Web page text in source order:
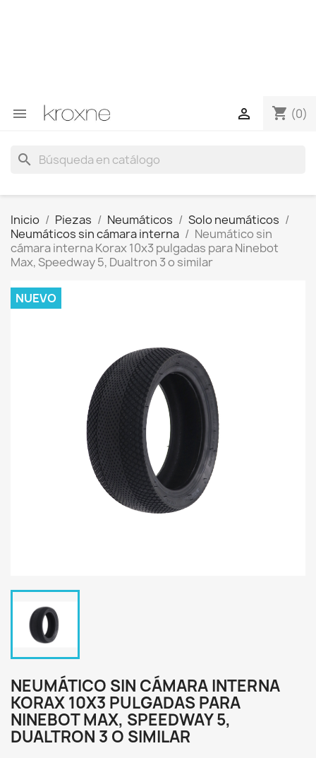
 shopping_cart (0)

search
Inicio Piezas Neumáticos
Solo neumáticos
Neumáticos sin cámara interna
Neumático sin
cámara interna Korax 10x3 pulgadas para Ninebot
Max, Speedway 5, Dualtron 3 o similar
NUEVO
NEUMÁTICO SIN CÁMARA INTERNA
KORAX 10X3 PULGADAS PARA
NINEBOT MAX, SPEEDWAY 5,
DUALTRON 3 O SIMILAR